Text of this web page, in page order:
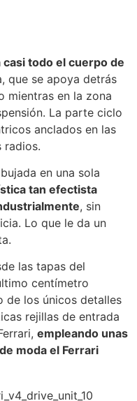
casi todo el cuerpo de
que se apoya detrás
mientras en la zona
La parte ciclo
anclados en las
radios.
en una sola
tan efectista
, sin
Lo que le da un
las tapas del
centímetro
de los únicos detalles
rejillas de entrada
empleando unas
moda el Ferrari